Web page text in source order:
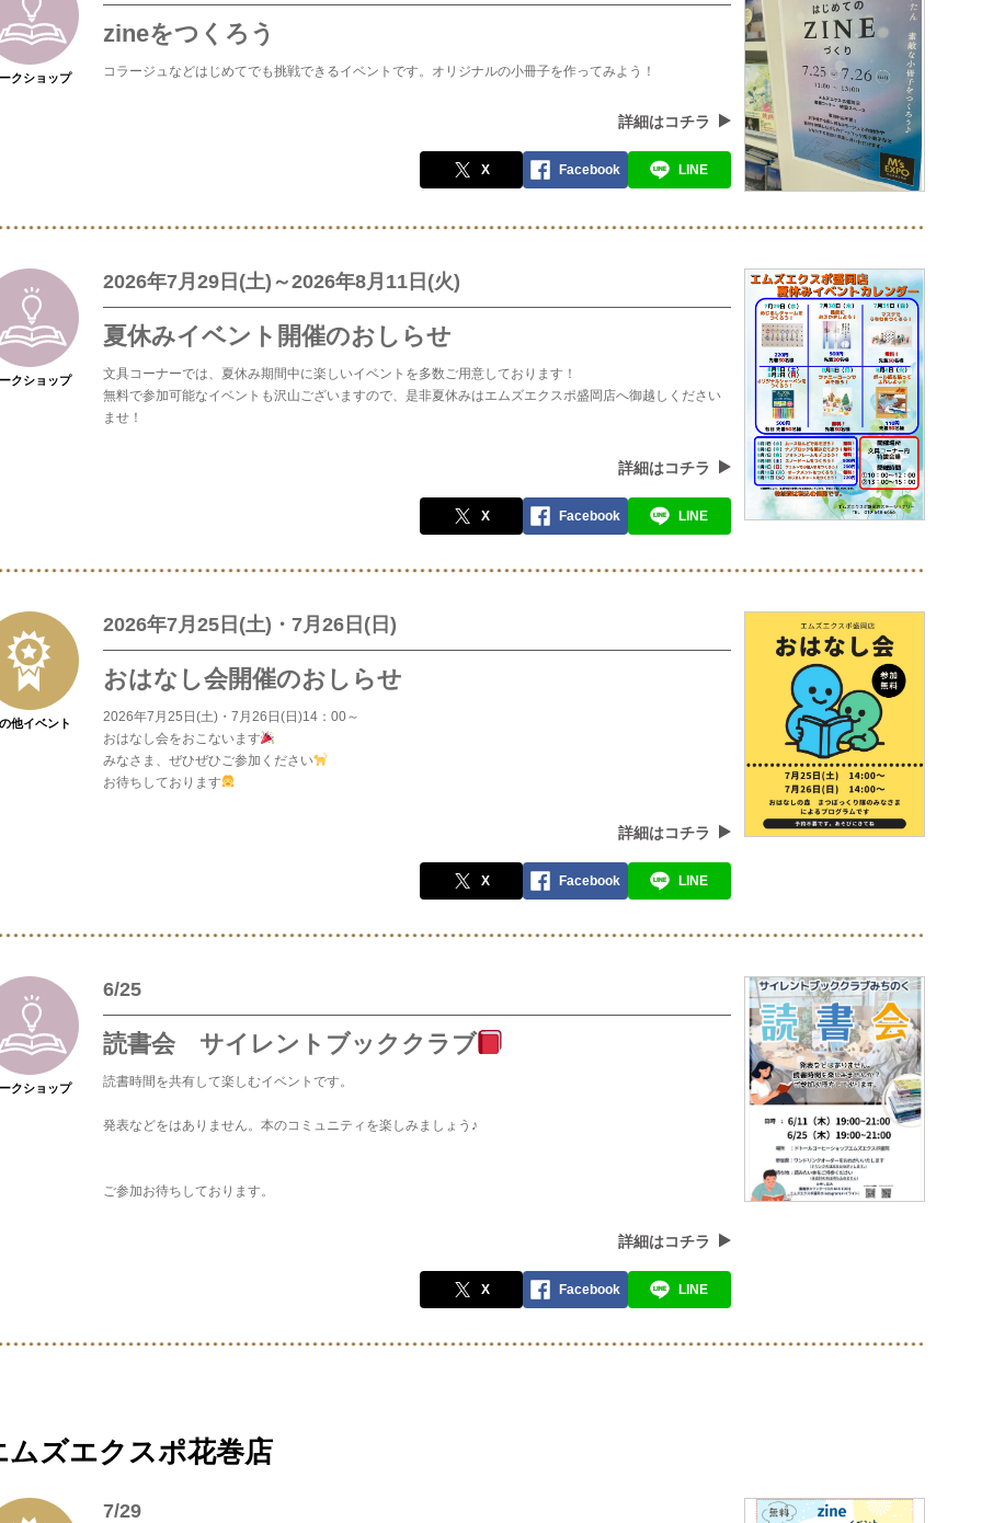
クショップ
zineをつくろう
コラージュなどはじめてでも挑戦できるイベントです。オリジナルの小冊子を作ってみよう！
詳細はコチラ
X Facebook LINE
クショップ
2026年7月29日(土)～2026年8月11日(火)
夏休みイベント開催のおしらせ
文具コーナーでは、夏休み期間中に楽しいイベントを多数ご用意しております！
無料で参加可能なイベントも沢山ございますので、是非夏休みはエムズエクスポ盛岡店へ御越しください
ませ！
詳細はコチラ
X Facebook LINE
他イベント
2026年7月25日(土)・7月26日(日)
おはなし会開催のおしらせ
2026年7月25日(土)・7月26日(日)14：00～
おはなし会をおこないます
みなさま、ぜひぜひご参加ください
お待ちしております
詳細はコチラ
X Facebook LINE
クショップ
6/25
読書会 サイレントブッククラブ
読書時間を共有して楽しむイベントです。
発表などをはありません。本のコミュニティを楽しみましょう♪
ご参加お待ちしております。
詳細はコチラ
X Facebook LINE
ムズエクスポ花巻店
7/29